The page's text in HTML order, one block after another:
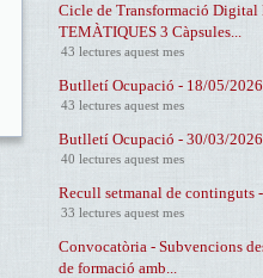
Cicle de Transformació Digital
TEMÀTIQUES 3 Càpsules...
43 lectures aquest mes
Butlletí Ocupació - 18/05/2026
43 lectures aquest mes
Butlletí Ocupació - 30/03/2026
40 lectures aquest mes
Recull setmanal de continguts
33 lectures aquest mes
Convocatòria - Subvencions
de formació amb...